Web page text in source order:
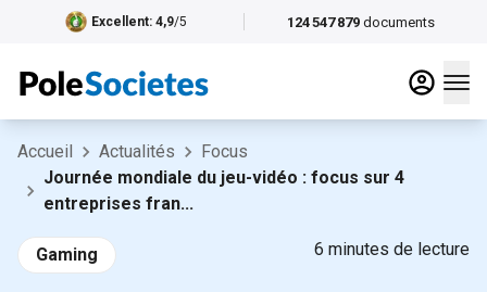
124 547 879 documents
Excellent: 4,9/5
Accueil Actualités
Focus
Journée mondiale du jeu-vidéo : focus sur 4
entreprises fran...
Gaming 6 minutes de lecture